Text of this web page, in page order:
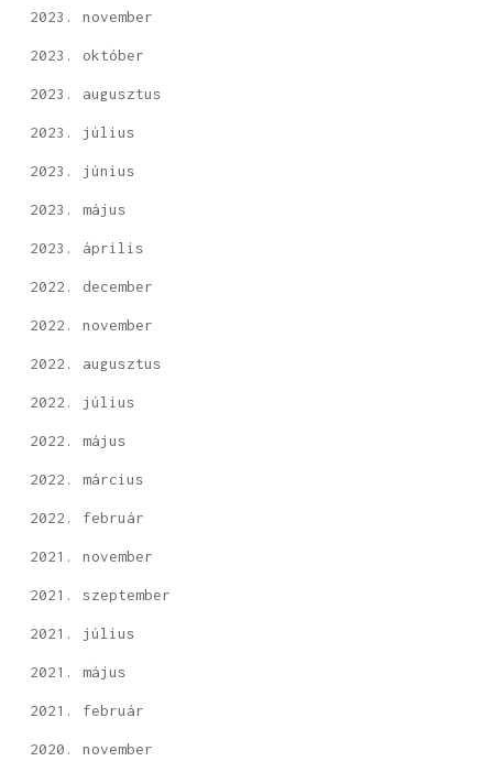
2023. november
2023. október
2023. augusztus
2023. július
2023. június
2023. május
2023. április
2022. december
2022. november
2022. augusztus
2022. július
2022. május
2022. március
2022. február
2021. november
2021. szeptember
2021. július
2021. május
2021. február
2020. november